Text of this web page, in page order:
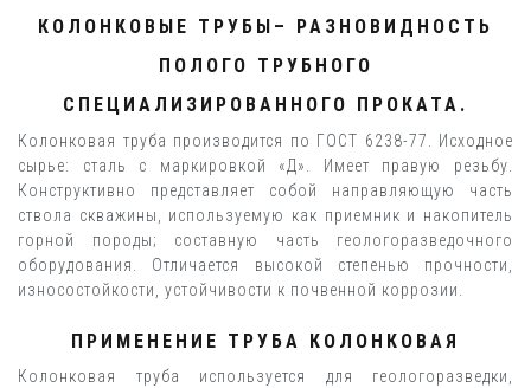
КОЛОНКОВЫЕ ТРУБЫ– РАЗНОВИДНОСТЬ
ПОЛОГО ТРУБНОГО
СПЕЦИАЛИЗИРОВАННОГО ПРОКАТА.
Колонковая труба производится по ГОСТ 6238-77. Исходное
сырье: сталь с маркировкой «Д». Имеет правую резьбу.
Конструктивно представляет собой направляющую часть
ствола скважины, используемую как приемник и накопитель
горной породы; составную часть геологоразведочного
оборудования. Отличается высокой степенью прочности,
износостойкости, устойчивости к почвенной коррозии.
ПРИМЕНЕНИЕ ТРУБА КОЛОНКОВАЯ
Колонковая труба используется для геологоразведки,